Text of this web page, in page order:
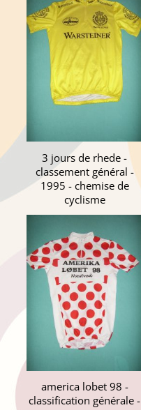
3 jours de rhede -
classement général -
1995 - chemise de
cyclisme
america lobet 98 -
classification générale -